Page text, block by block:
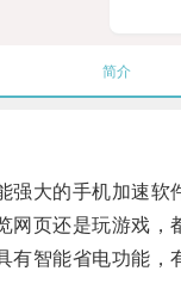
简介
大的手机加速软
页还是玩游戏，
智能省电功能，